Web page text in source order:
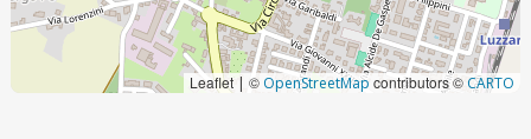
Leaflet | © OpenStreetMap contributors © CARTO